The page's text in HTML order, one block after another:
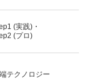
(実践)・
(プロ)
テクノロジー